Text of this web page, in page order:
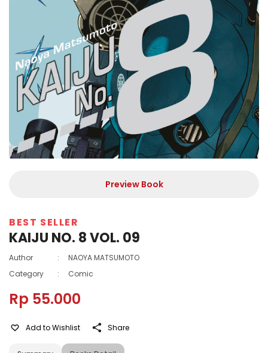
Preview Book
BEST SELLER
KAIJU NO. 8 VOL. 09
Author :
NAOYA MATSUMOTO
Category
: Comic
Rp 55.000
Add to Wishlist Share